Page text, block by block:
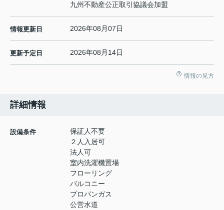
九州不動産公正取引協議会加盟
情報更新日 2026年08月07日
更新予定日 2026年08月14日
情報の見方
詳細情報
設備条件
保証人不要
２人入居可
法人可
室内洗濯機置場
フローリング
バルコニー
プロパンガス
公営水道